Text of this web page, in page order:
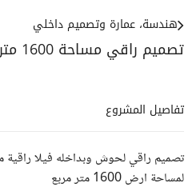
تصميم راقي مساحة 1600 متر مربع
هندسة، عمارة وتصميم داخلي
تفاصيل المشروع
تصميم راقي لحوش وبداخله فيلا
لمساحة ارض 1600 متر مربع